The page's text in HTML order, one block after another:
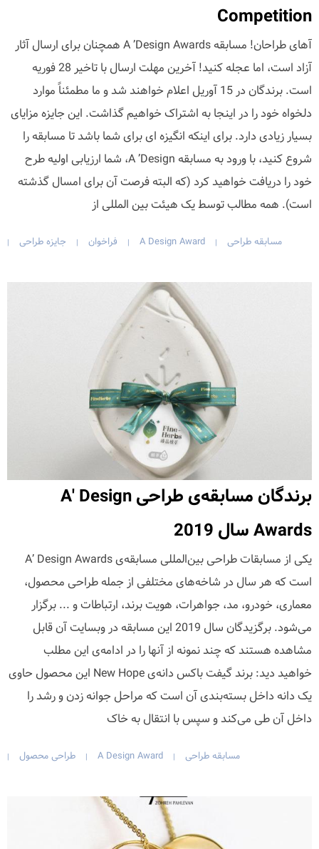
Competition
آهای طراحان! مسابقه A ’Design Awards همچنان برای ارسال آثار
آزاد است، اما عجله کنید! آخرین مهلت ارسال با تاخیر 28 فوریه
است. برندگان در 15 آوریل اعلام خواهند شد و ما مطمئناً موارد
دلخواه خود را در اینجا به اشتراک خواهیم گذاشت. این جایزه مزایای
بسیار زیادی دارد. برای اینکه انگیزه ای برای شما باشد تا مسابقه را
شروع کنید، با ورود به مسابقه A ’Design، شما ارزیابی اولیه طرح
خود را دریافت خواهید کرد (که البته فرصت آن برای امسال گذشته
است). همه مطالب توسط یک هیئت بین المللی از
مسابقه طراحی |
A Design Award
| فراخوان | جایزه طراحی |
برندگان مسابقه‌ی طراحی A' Design
Awards سال 2019
یکی از مسابقات طراحی بین‌المللی مسابقه‌ی A’ Design Awards
است که هر سال در شاخه‌های مختلفی از جمله طراحی محصول،
معماری، خودرو، مد، جواهرات، هویت برند، ارتباطات و ... برگزار
می‌شود. برگزیدگان سال 2019 این مسابقه در وبسایت آن قابل
مشاهده هستند که چند نمونه از آنها را در ادامه‌ی این مطلب
خواهید دید: برند گیفت باکس دانه‌ی New Hope این محصول حاوی
یک دانه داخل بسته‌بندی آن است که مراحل جوانه زدن و رشد را
داخل آن طی می‌کند و سپس با انتقال به خاک
مسابقه طراحی |
A Design Award
| طراحی محصول |